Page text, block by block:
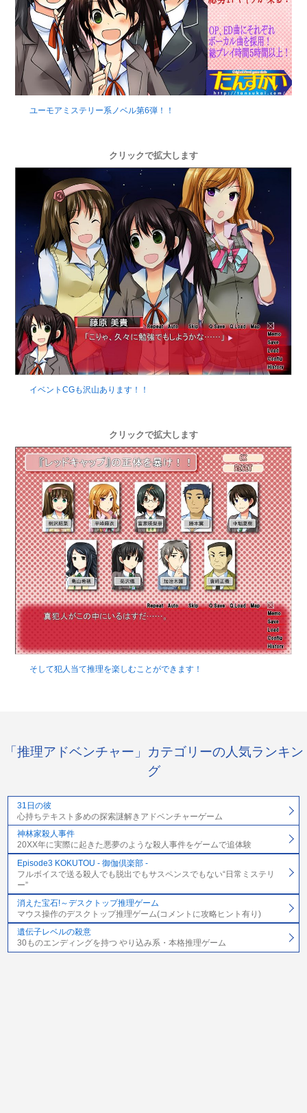
ユーモアミステリー系ノベル第6弾！！
クリックで拡大します
イベントCGも沢山あります！！
クリックで拡大します
そして犯人当て推理を楽しむことができます！
「推理アドベンチャー」カテゴリーの人気ランキン
グ
31日の彼
心持ちテキスト多めの探索謎解きアドベンチャーゲーム
神林家殺人事件
20XX年に実際に起きた悪夢のような殺人事件をゲームで追体験
Episode3 KOKUTOU - 御伽倶楽部 -
フルボイスで送る殺人でも脱出でもサスペンスでもない“日常ミステリ
ー”
消えた宝石!～デスクトップ推理ゲーム
マウス操作のデスクトップ推理ゲーム(コメントに攻略ヒント有り)
遺伝子レベルの殺意
30ものエンディングを持つ やり込み系・本格推理ゲーム